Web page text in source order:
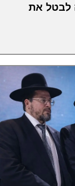
לבטל את